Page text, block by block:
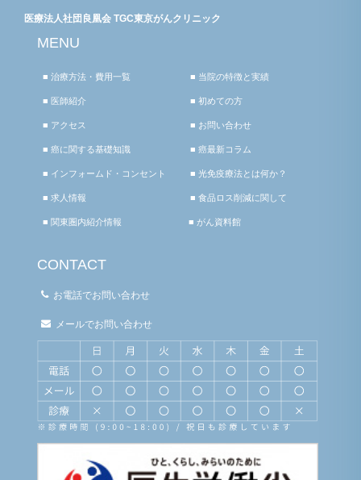
医療法人社団良凰会 TGC東京がんクリニック
MENU
■ 治療方法・費用一覧 ■ 当院の特徴と実績
■ 医師紹介 ■ 初めての方
■ アクセス ■ お問い合わせ
■ 癌に関する基礎知識 ■ 癌最新コラム
■ インフォームド・コンセント ■ 光免疫療法とは何か？
■ 求人情報 ■ 食品ロス削減に関して
■ 関東圏内紹介情報 ■ がん資料館
CONTACT
お電話でお問い合わせ
メールでお問い合わせ